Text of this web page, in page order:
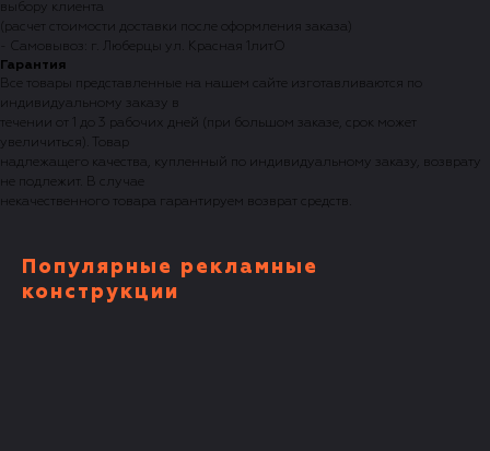
выбору клиента
(расчет стоимости доставки после оформления заказа)
- Самовывоз: г. Люберцы ул. Красная 1литО
Гарантия
Все товары представленные на нашем сайте изготавливаются по
индивидуальному заказу в
течении от 1 до 3 рабочих дней (при большом заказе, срок может
увеличиться). Товар
надлежащего качества, купленный по индивидуальному заказу, возврату
не подлежит. В случае
некачественного товара гарантируем возврат средств.
Популярные рекламные
конструкции